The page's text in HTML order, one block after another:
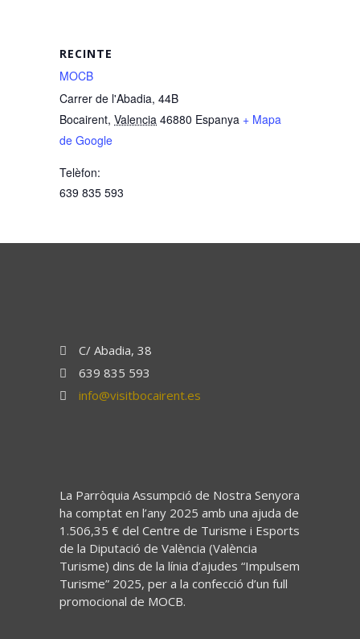
RECINTE
MOCB
Carrer de l'Abadia, 44B
Bocairent, Valencia 46880 Espanya + Mapa
de Google
Telèfon:
639 835 593
C/ Abadia, 38
639 835 593
info@visitbocairent.es
La Parròquia Assumpció de Nostra Senyora
ha comptat en l’any 2025 amb una ajuda de
1.506,35 € del Centre de Turisme i Esports
de la Diputació de València (València
Turisme) dins de la línia d’ajudes “Impulsem
Turisme” 2025, per a la confecció d’un full
promocional de MOCB.